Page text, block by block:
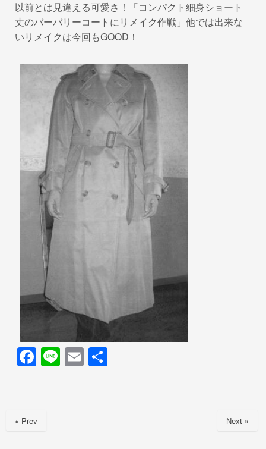
以前とは見違える可愛さ！「コンパクト細身ショート
丈のバーバリーコートにリメイク作戦」他では出来な
いリメイクは今回もGOOD！
F
a
e
Li
n
E
m
« Prev Next »